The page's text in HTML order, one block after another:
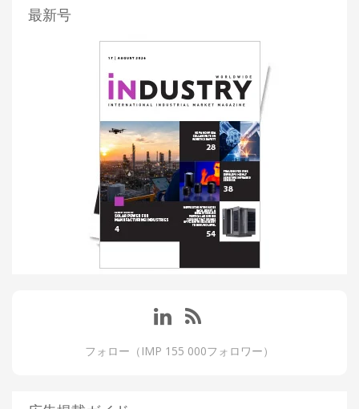
最新号
フォロー（IMP 155 000フォロワー）